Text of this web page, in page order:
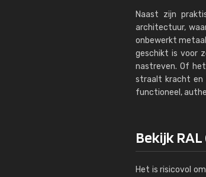
Naast zijn
architectuur,
onbewerkt
geschikt is voor
nastreven. Of
straalt kracht en
functioneel,
Bekijk
Het is risicovol